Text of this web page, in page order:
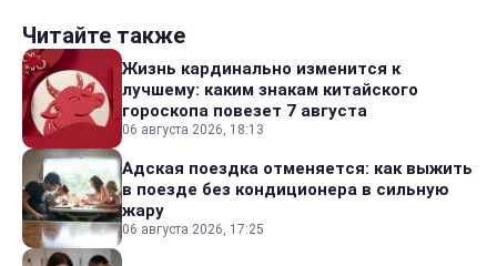
Читайте также
Жизнь кардинально изменится к
лучшему: каким знакам китайского
гороскопа повезет 7 августа
06 августа 2026, 18:13
Адская поездка отменяется: как выжить
в поезде без кондиционера в сильную
жару
06 августа 2026, 17:25